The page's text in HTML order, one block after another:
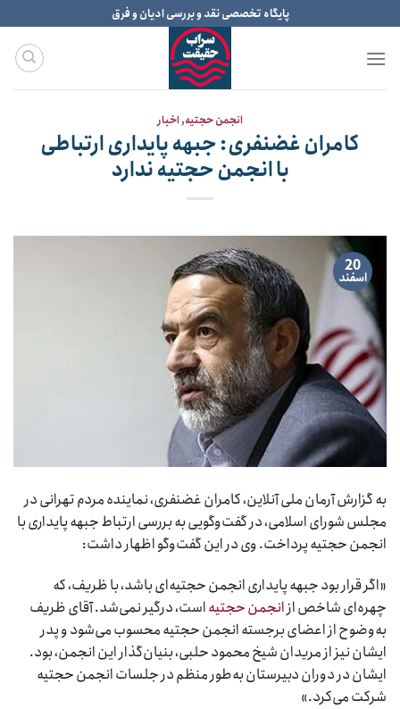
to
content
پایگاه تخصصی نقد و بررسی ادیان و فرق
انجمن حجتیه,اخبار
کامران غضنفری: جبهه پایداری ارتباطی
با انجمن حجتیه ندارد
20
اسفند
به گزارش آرمان ملی آنلاین، کامران غضنفری، نماینده مردم تهرانی در
مجلس شورای اسلامی، در گفت‌وگویی به بررسی ارتباط جبهه پایداری با
انجمن حجتیه پرداخت. وی در این گفت‌وگو اظهار داشت:
«اگر قرار بود جبهه پایداری انجمن حجتیه‌ای باشد، با ظریف، که
چهره‌ای شاخص ازانجمن حجتیهاست، درگیر نمی‌شد. آقای ظریف
به‌وضوح از اعضای برجسته انجمن حجتیه محسوب می‌شود و پدر
ایشان نیز از مریدان شیخ محمود حلبی، بنیان‌گذار این انجمن، بود.
ایشان در دوران دبیرستان به‌طور منظم در جلسات انجمن حجتیه
شرکت می‌کرد.»